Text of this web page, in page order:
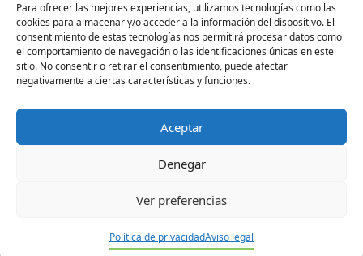
Para ofrecer las mejores experiencias, utilizamos tecnologías como las
cookies para almacenar y/o acceder a la información del dispositivo. El
consentimiento de estas tecnologías nos permitirá procesar datos como
el comportamiento de navegación o las identificaciones únicas en este
sitio. No consentir o retirar el consentimiento, puede afectar
negativamente a ciertas características y funciones.
Aceptar
Denegar
Ver preferencias
Política de privacidadAviso legal
Nombre*
Correo
electrónico*